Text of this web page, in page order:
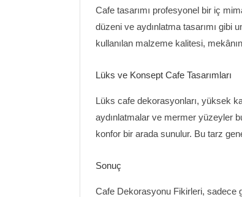
Cafe tasarımı profesyonel bir iç
düzeni ve aydınlatma tasarımı gibi
kullanılan malzeme kalitesi,
Lüks ve Konsept Cafe Tasarımları
Lüks cafe dekorasyonları, yüksek
aydınlatmalar ve mermer yüzeyler
konfor bir arada sunulur. Bu tarz
Sonuç
Cafe Dekorasyonu Fikirleri, sadece